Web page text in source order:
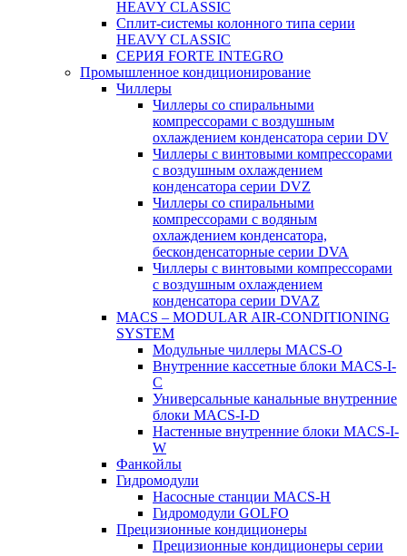
HEAVY CLASSIC
Сплит-системы колонного типа серии
HEAVY CLASSIC
СЕРИЯ FORTE INTEGRO
Промышленное кондиционирование
Чиллеры
Чиллеры со спиральными
компрессорами с воздушным
охлаждением конденсатора серии DV
Чиллеры с винтовыми компрессорами
с воздушным охлаждением
конденсатора серии DVZ
Чиллеры со спиральными
компрессорами с водяным
охлаждением конденсатора,
бесконденсаторные серии DVA
Чиллеры с винтовыми компрессорами
с воздушным охлаждением
конденсатора серии DVAZ
MACS – MODULAR AIR-CONDITIONING
SYSTEM
Модульные чиллеры MACS-O
Внутренние кассетные блоки MACS-I-
C
Универсальные канальные внутренние
блоки MACS-I-D
Настенные внутренние блоки MACS-I-
W
Фанкойлы
Гидромодули
Насосные станции MACS-H
Гидромодули GOLFO
Прецизионные кондиционеры
Прецизионные кондиционеры серии